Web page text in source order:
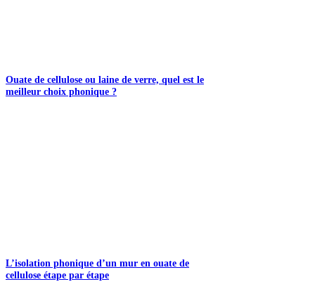
Ouate de cellulose ou laine de verre, quel est le
meilleur choix phonique ?
L’isolation phonique d’un mur en ouate de
cellulose étape par étape